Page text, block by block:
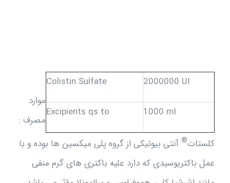
2000000 UI
Colistin Sulfate
1000 ml
Excipients qs to
موارد
مصرف :
کلستات® آنتی بیوتیکی از گروه پلی میکسین ها بوده و با
عمل باکتریوسیدی که دارد علیه باکتری های گرم منفی